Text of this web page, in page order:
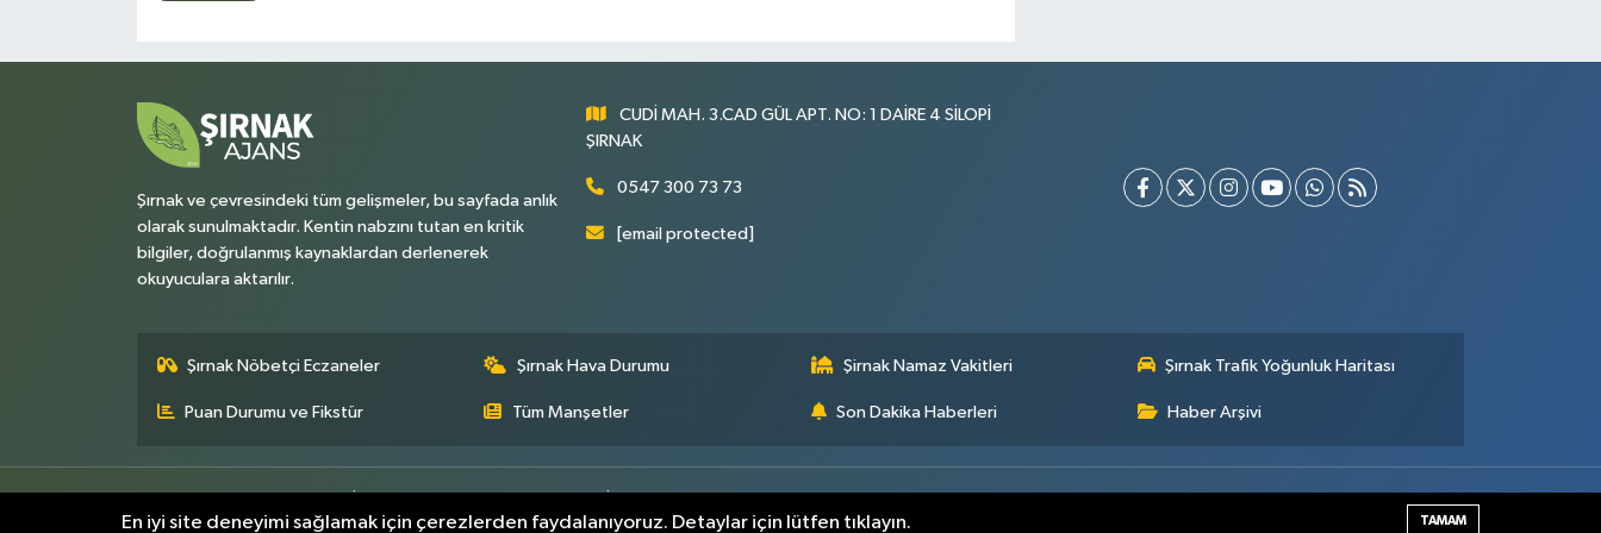
Şırnak ve çevresindeki tüm gelişmeler, bu sayfada anlık
olarak sunulmaktadır. Kentin nabzını tutan en kritik
bilgiler, doğrulanmış kaynaklardan derlenerek
okuyuculara aktarılır.
CUDİ MAH. 3.CAD GÜL APT. NO: 1 DAİRE 4 SİLOPİ
ŞIRNAK
0547 300 73 73
[email protected]
Şırnak Nöbetçi Eczaneler Şırnak Hava Durumu Şirnak Namaz Vakitleri Şırnak Trafik Yoğunluk Haritası
Puan Durumu ve Fikstür Tüm Manşetler Son Dakika Haberleri Haber Arşivi
TE Bilişim
En iyi site deneyimi sağlamak için çerezlerden faydalanıyoruz. Detaylar için lütfen tıklayın. TAMAM